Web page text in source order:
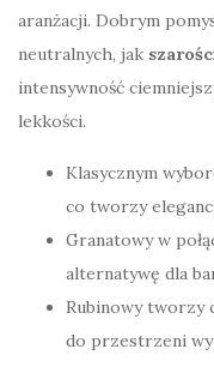
aranżacji. Dobrym
neutralnych, jak
intensywność
lekkości.
Klasycznym
co tworzy
Granatowy w
alternatywę dla
Rubinowy tworzy
do przestrzeni